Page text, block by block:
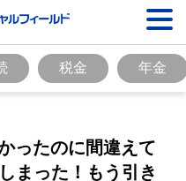
税金 年金
ったのに間違えて
まった！もう引き